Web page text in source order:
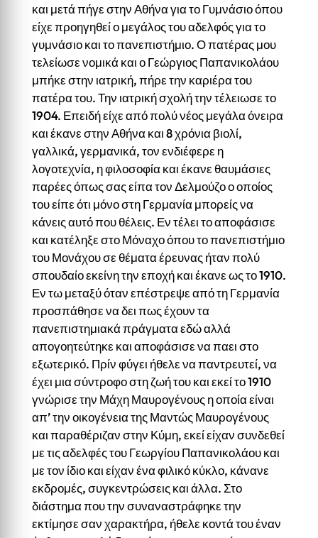
και μετά πήγε στην Αθήνα για το Γυμνάσιο όπου
είχε προηγηθεί ο μεγάλος του αδελφός για το
γυμνάσιο και το πανεπιστήμιο. Ο πατέρας μου
τελείωσε νομικά και ο Γεώργιος Παπανικολάου
μπήκε στην ιατρική, πήρε την καριέρα του
πατέρα του. Την ιατρική σχολή την τέλειωσε το
1904. Επειδή είχε από πολύ νέος μεγάλα όνειρα
και έκανε στην Αθήνα και 8 χρόνια βιολί,
γαλλικά, γερμανικά, τον ενδιέφερε η
λογοτεχνία, η φιλοσοφία και έκανε θαυμάσιες
παρέες όπως σας είπα τον Δελμούζο ο οποίος
του είπε ότι μόνο στη Γερμανία μπορείς να
κάνεις αυτό που θέλεις. Εν τέλει το αποφάσισε
και κατέληξε στο Μόναχο όπου το πανεπιστήμιο
του Μονάχου σε θέματα έρευνας ήταν πολύ
σπουδαίο εκείνη την εποχή και έκανε ως το 1910.
Εν τω μεταξύ όταν επέστρεψε από τη Γερμανία
προσπάθησε να δει πως έχουν τα
πανεπιστημιακά πράγματα εδώ αλλά
απογοητεύτηκε και αποφάσισε να παει στο
εξωτερικό. Πρίν φύγει ήθελε να παντρευτεί, να
έχει μια σύντροφο στη ζωή του και εκεί το 1910
γνώρισε την Μάχη Μαυρογένους η οποία είναι
απ’ την οικογένεια της Μαντώς Μαυρογένους
και παραθέριζαν στην Κύμη, εκεί είχαν συνδεθεί
με τις αδελφές του Γεωργίου Παπανικολάου και
με τον ίδιο και είχαν ένα φιλικό κύκλο, κάνανε
εκδρομές, συγκεντρώσεις και άλλα. Στο
διάστημα που την συναναστράφηκε την
εκτίμησε σαν χαρακτήρα, ήθελε κοντά του έναν